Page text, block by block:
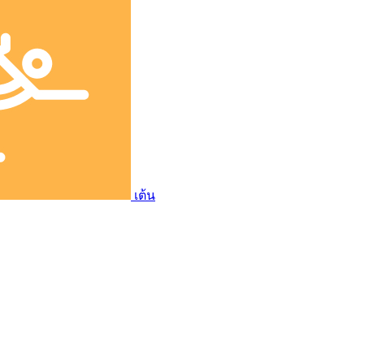
เต้น